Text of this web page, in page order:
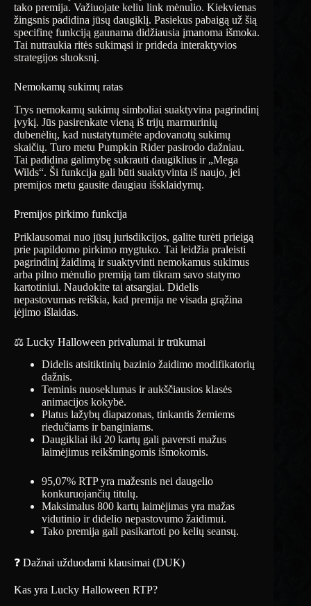
tako premija. Važiuojate keliu link mėnulio. Kiekvienas
žingsnis padidina jūsų daugiklį. Pasiekus pabaigą už šią
specifinę funkciją gaunama didžiausia įmanoma išmoka.
Tai nutraukia ritės sukimąsi ir prideda interaktyvios
strategijos sluoksnį.
Nemokamų sukimų ratas
Trys nemokamų sukimų simboliai suaktyvina pagrindinį
įvykį. Jūs pasirenkate vieną iš trijų marmurinių
dubenėlių, kad nustatytumėte apdovanotų sukimų
skaičių. Turo metu Pumpkin Rider pasirodo dažniau.
Tai padidina galimybę sukrauti daugiklius ir „Mega
Wilds“. Ši funkcija gali būti suaktyvinta iš naujo, jei
premijos metu gausite daugiau išsklaidymų.
Premijos pirkimo funkcija
Priklausomai nuo jūsų jurisdikcijos, galite turėti prieigą
prie papildomo pirkimo mygtuko. Tai leidžia praleisti
pagrindinį žaidimą ir suaktyvinti nemokamus sukimus
arba pilno mėnulio premiją tam tikram savo statymo
kartotiniui. Naudokite tai atsargiai. Didelis
nepastovumas reiškia, kad premija ne visada grąžina
įėjimo išlaidas.
⚖️ Lucky Halloween privalumai ir trūkumai
Didelis atsitiktinių bazinio žaidimo modifikatorių
dažnis.
Teminis nuoseklumas ir aukščiausios klasės
animacijos kokybė.
Platus lažybų diapazonas, tinkantis žemiems
riedučiams ir banginiams.
Daugikliai iki 20 kartų gali paversti mažus
laimėjimus reikšmingomis išmokomis.
95,07% RTP yra mažesnis nei daugelio
konkuruojančių titulų.
Maksimalus 800 kartų laimėjimas yra mažas
vidutinio ir didelio nepastovumo žaidimui.
Tako premija gali pasikartoti po kelių seansų.
❓ Dažnai užduodami klausimai (DUK)
Kas yra Lucky Halloween RTP?